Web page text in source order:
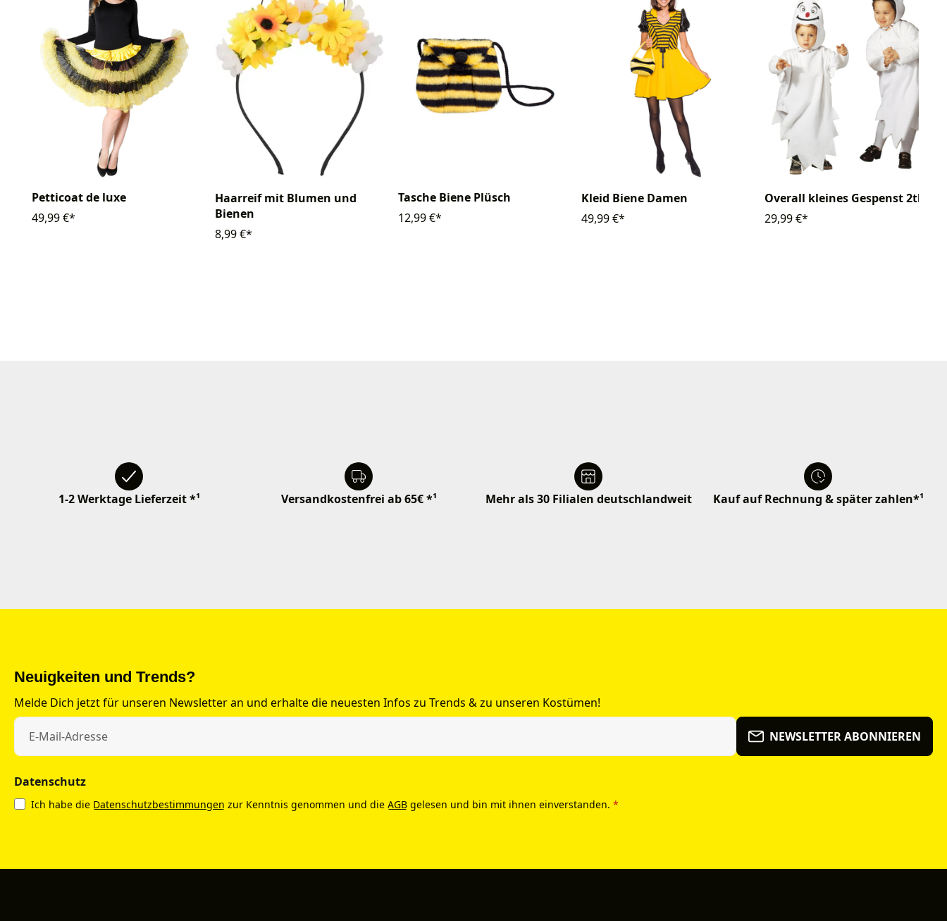
Petticoat de luxe
49,99 €*
Haarreif mit Blumen und
Bienen
8,99 €*
Tasche Biene Plüsch
12,99 €*
Kleid Biene Damen
49,99 €*
Overall kleines Gespenst 2tlg.
29,99 €*
1-2 Werktage Lieferzeit *¹ Versandkostenfrei ab 65€ *¹ Mehr als 30 Filialen deutschlandweit Kauf auf Rechnung & später zahlen*¹
Neuigkeiten und Trends?
Melde Dich jetzt für unseren Newsletter an und erhalte die neuesten Infos zu Trends & zu unseren Kostümen!
NEWSLETTER ABONNIEREN
Datenschutz
Ich habe die Datenschutzbestimmungen zur Kenntnis genommen und die AGB gelesen und bin mit ihnen einverstanden. *